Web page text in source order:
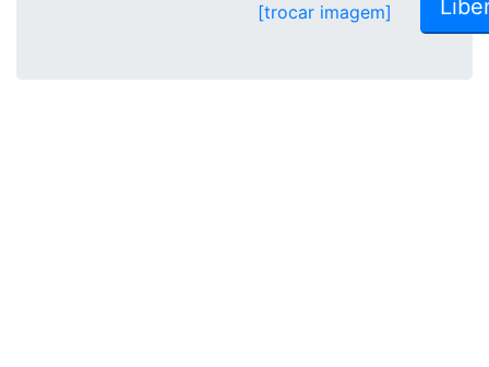
[trocar imagem]